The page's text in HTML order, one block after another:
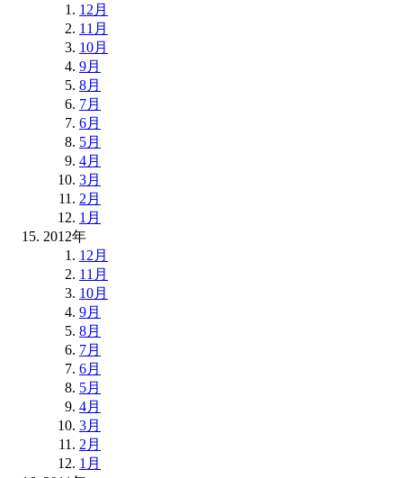
12月
11月
10月
9月
8月
7月
6月
5月
4月
3月
2月
1月
2012年
12月
11月
10月
9月
8月
7月
6月
5月
4月
3月
2月
1月